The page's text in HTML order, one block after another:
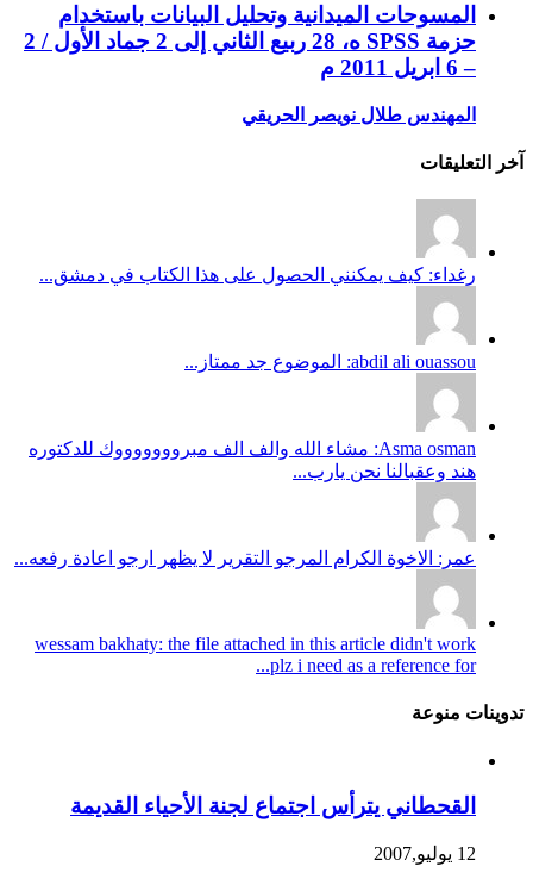
المسوحات الميدانية وتحليل البيانات باستخدام
حزمة SPSS ه، 28 ربيع الثاني إلى 2 جماد الأول / 2
– 6 ابريل 2011 م
المهندس طلال نويصر الحريقي
آخر التعليقات
رغداء: كيف يمكنني الحصول على هذا الكتاب في دمشق...
abdil ali ouassou: الموضوع جد ممتاز...
Asma osman: مشاء الله والف الف مبروووووووك للدكتوره
هند وعقبالنا نحن يارب...
عمر: الاخوة الكرام المرجو التقرير لا يظهر ارجو اعادة رفعه...
wessam bakhaty: the file attached in this article didn't work
plz i need as a reference for...
تدوينات منوعة
القحطاني يترأس اجتماع لجنة الأحياء القديمة
12 يوليو,2007